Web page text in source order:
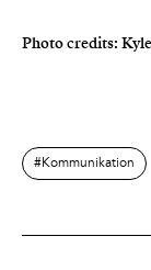
Photo credits:
Kommunikation